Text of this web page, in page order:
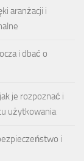
aranżacji i
i dbać o
je rozpoznać i
użytkowania
i